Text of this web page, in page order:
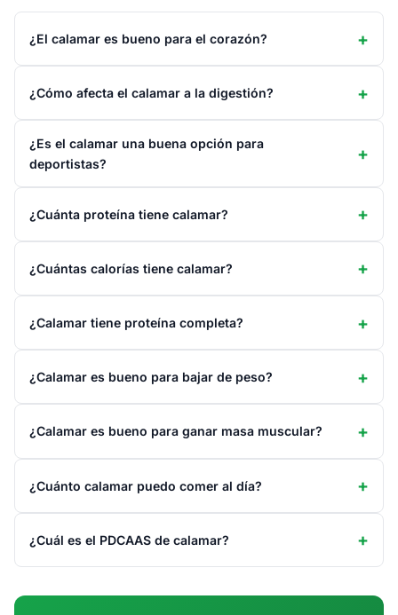
¿El calamar es bueno para el corazón?
¿Cómo afecta el calamar a la digestión?
¿Es el calamar una buena opción para
deportistas?
¿Cuánta proteína tiene calamar?
¿Cuántas calorías tiene calamar?
¿Calamar tiene proteína completa?
¿Calamar es bueno para bajar de peso?
¿Calamar es bueno para ganar masa muscular?
¿Cuánto calamar puedo comer al día?
¿Cuál es el PDCAAS de calamar?